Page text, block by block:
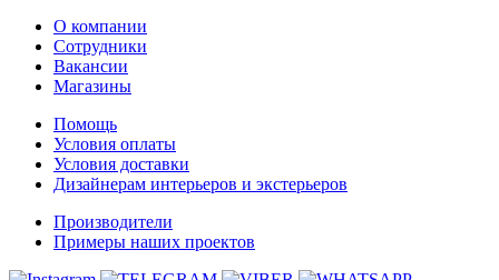
О компании
Сотрудники
Вакансии
Магазины
Помощь
Условия оплаты
Условия доставки
Дизайнерам интерьеров и экстерьеров
Производители
Примеры наших проектов